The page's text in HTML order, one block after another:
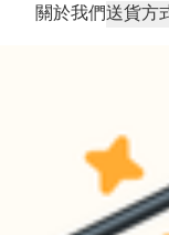
關於我們送貨方